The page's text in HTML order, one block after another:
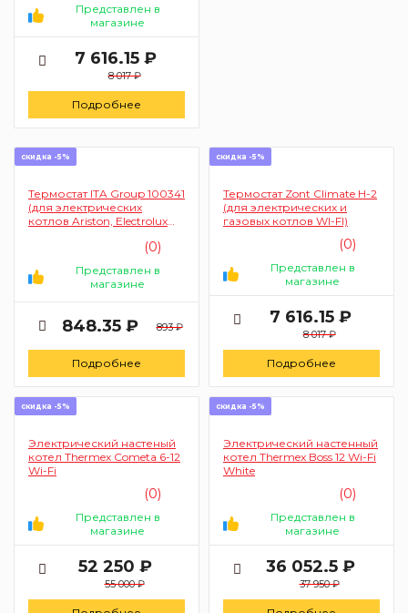
Представлен в
магазине
7 616.15 ₽
8 017 ₽
Подробнее
скидка -5%
Термостат ITA Group 100341
(для электрических
котлов Ariston, Electrolux
(0)
Представлен в
магазине
848.35 ₽ 893 ₽
Подробнее
скидка -5%
Термостат Zont Climate H-2
(для электрических и
газовых котлов WI-FI)
(0)
Представлен в
магазине
7 616.15 ₽
8 017 ₽
Подробнее
скидка -5%
Электрический настеный
котел Thermex Cometa 6-12
Wi-Fi
(0)
Представлен в
магазине
52 250 ₽
55 000 ₽
скидка -5%
Электрический настенный
котел Thermex Boss 12 Wi-Fi
White
(0)
Представлен в
магазине
36 052.5 ₽
37 950 ₽